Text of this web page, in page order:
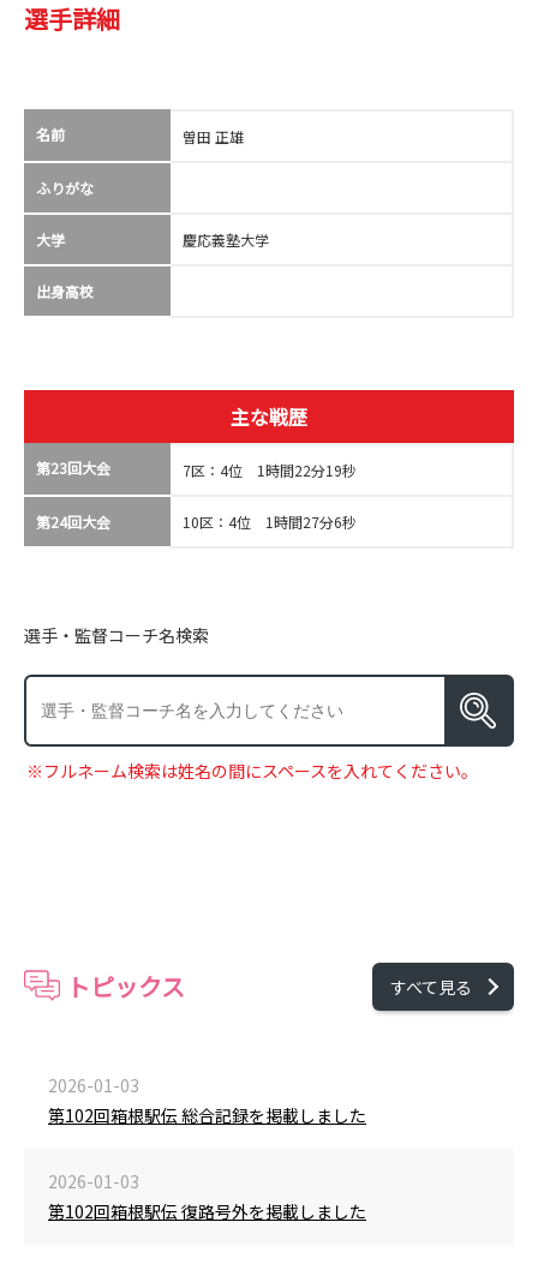
選手詳細
名前 曽田 正雄
ふりがな
大学 慶応義塾大学
出身高校
主な戦歴
第23回大会 7区：4位 1時間22分19秒
第24回大会 10区：4位 1時間27分6秒
選手・監督コーチ名検索
※フルネーム検索は姓名の間にスペースを入れてください。
トピックス すべて見る
2026-01-03
第102回箱根駅伝 総合記録を掲載しました
2026-01-03
第102回箱根駅伝 復路号外を掲載しました